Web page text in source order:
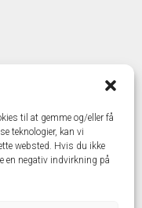
til at gemme og/eller få
teknologier, kan vi
websted. Hvis du ikke
en negativ indvirkning på